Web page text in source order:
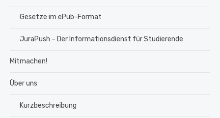
Gesetze im ePub-Format
JuraPush – Der Informationsdienst für Studierende
Mitmachen!
Über uns
Kurzbeschreibung